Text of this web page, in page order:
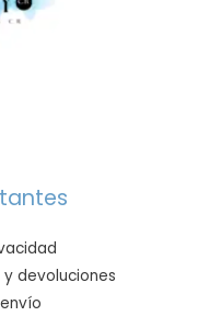
devoluciones